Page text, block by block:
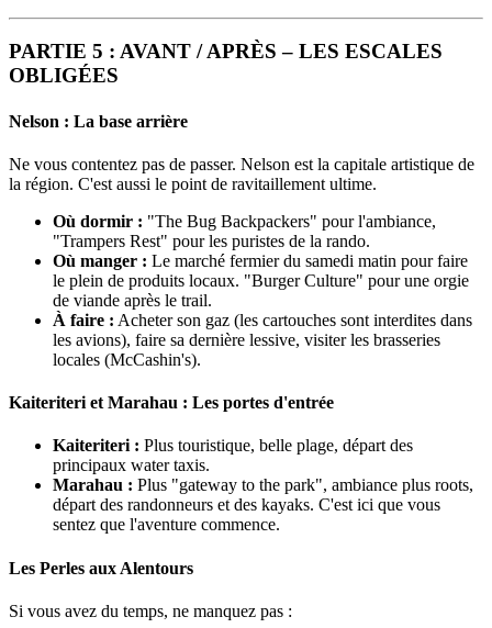
PARTIE 5 : AVANT / APRÈS – LES ESCALES
OBLIGÉES
Nelson : La base arrière
Ne vous contentez pas de passer. Nelson est la capitale artistique de
la région. C'est aussi le point de ravitaillement ultime.
Où dormir : "The Bug Backpackers" pour l'ambiance,
"Trampers Rest" pour les puristes de la rando.
Où manger : Le marché fermier du samedi matin pour faire
le plein de produits locaux. "Burger Culture" pour une orgie
de viande après le trail.
À faire : Acheter son gaz (les cartouches sont interdites dans
les avions), faire sa dernière lessive, visiter les brasseries
locales (McCashin's).
Kaiteriteri et Marahau : Les portes d'entrée
Kaiteriteri : Plus touristique, belle plage, départ des
principaux water taxis.
Marahau : Plus "gateway to the park", ambiance plus roots,
départ des randonneurs et des kayaks. C'est ici que vous
sentez que l'aventure commence.
Les Perles aux Alentours
Si vous avez du temps, ne manquez pas :